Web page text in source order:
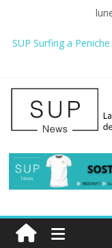
SUP Surfing a
AirSUP a Gallico:
Gallico Paddle Fest
del SUP
Porto Selvaggio, a
prevenzione
2° Urban Sup Trophy: